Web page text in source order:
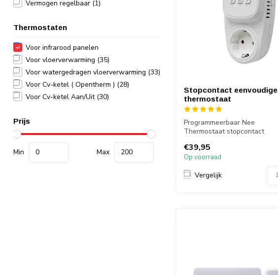
Vermogen regelbaar (1)
Thermostaten
Voor infrarood panelen
Voor vloerverwarming (35)
Voor watergedragen vloerverwarming (33)
Voor Cv-ketel ( Opentherm ) (28)
Voor Cv-ketel Aan/Uit (30)
Prijs
Min Max
Stopcontact eenvoudige
thermostaat
Programmeerbaar Nee
Thermostaat stopcontact
€39,95
Op voorraad
Vergelijk